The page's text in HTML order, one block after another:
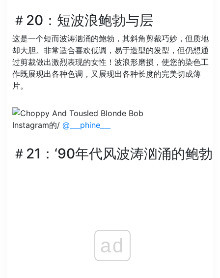
＃20：短波浪鲍勃与层
这是一个短而波涛汹涌的鲍勃，其斜角剪裁巧妙，但质地
却大胆。非常适合喜欢低调，易于造型的发型，但仍想通
过剪裁做出激烈表现的女性！波浪形磨损，使您的染色工
作既展现出各种色调，又展现出各种长度的完美切成薄
片。
Instagram的/ @___phine___
＃21：‘90年代风波涛汹涌的鲍勃
ad